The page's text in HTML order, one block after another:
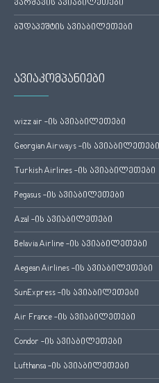
ვარშავის ავიაბილეთები
ბუდაპეშტის ავიაბილეთები
ავიაკომპანიები
wizz air -ის ავიაბილეთები
Georgian Airways -ის ავიაბილეთები
Turkish Airlines -ის ავიაბილეთები
Pegasus -ის ავიაბილეთები
Azal -ის ავიაბილეთები
Belavia Airline -ის ავიაბილეთები
Aegean Airlines -ის ავიაბილეთები
SunExpress -ის ავიაბილეთები
Air France -ის ავიაბილეთები
Condor -ის ავიაბილეთები
Lufthansa -ის ავიაბილეთები